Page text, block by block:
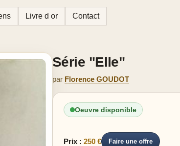
Livre d or Contact
Série "Elle"
par Florence GOUDOT
Oeuvre disponible
Prix : 250 € Faire une offre